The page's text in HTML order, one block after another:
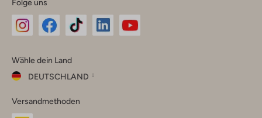
Folge uns
Instagram
Facebook
TikTok
Wähle dein Land
DEUTSCHLAND
dein
Land
Versandmethoden